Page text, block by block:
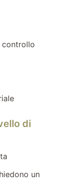
controllo
di
un